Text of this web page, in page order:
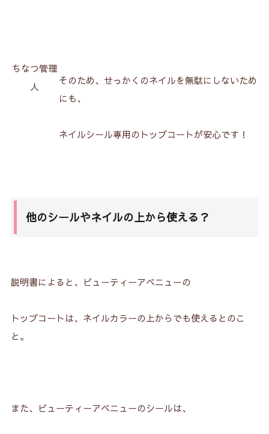
ちなつ管理
人
そのため、せっかくのネイルを無駄にしないため
にも、
ネイルシール専用のトップコートが安心です！
他のシールやネイルの上から使える？
説明書によると、ビューティーアベニューの
トップコートは、ネイルカラーの上からでも使えるとのこ
と。
また、ビューティーアベニューのシールは、